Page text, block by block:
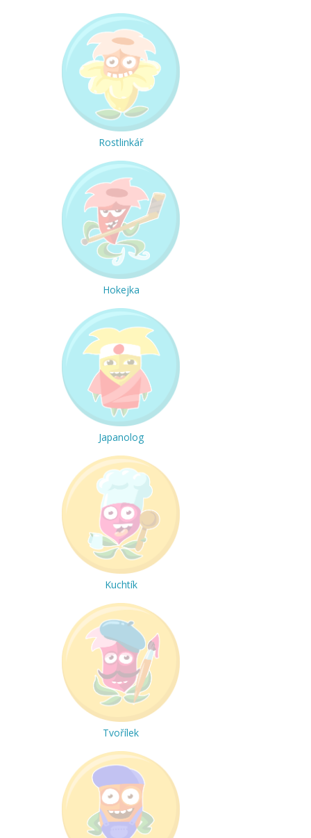
Rostlinkář
Hokejka
Japanolog
Kuchtík
Tvořílek